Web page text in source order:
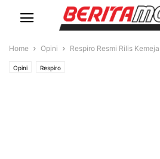
Home Opini Respiro Resmi Rilis
Opini Respiro